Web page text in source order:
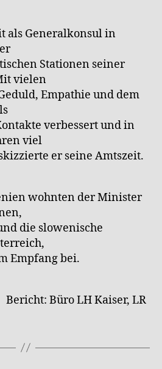
als Generalkonsul in
Stationen seiner
vielen
Empathie und dem
verbessert und in
viel
er seine Amtszeit.
wohnten der Minister
die slowenische
Empfang bei.
LH Kaiser, LR